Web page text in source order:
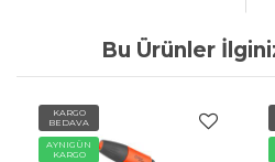
Bu Ürünler
KARGO
BEDAVA
AYNIGÜN
KARGO